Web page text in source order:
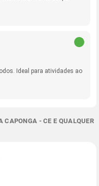
Ideal para atividades ao
CAPONGA - CE E QUALQUER